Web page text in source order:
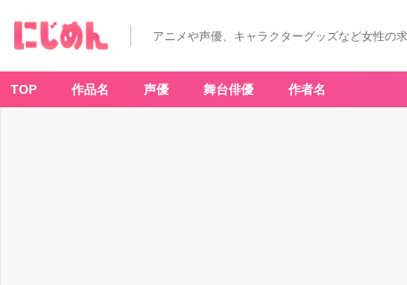
アニメや声優、キャラクターグッズなど女性の
TOP 作品名 声優 舞台俳優 作者名